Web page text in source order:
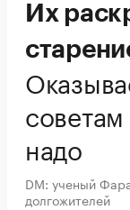
Их
надо
DM: ученый
долгожителей